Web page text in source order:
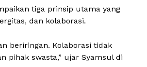
tiga prinsip utama yang
dan kolaborasi.
beriringan. Kolaborasi tidak
pihak swasta,” ujar Syamsul di